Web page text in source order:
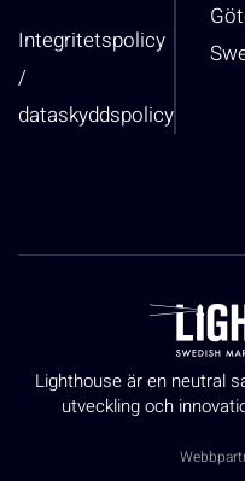
Integritetspolicy
/
dataskyddspolicy
Lighthouse är en neutral
utveckling och